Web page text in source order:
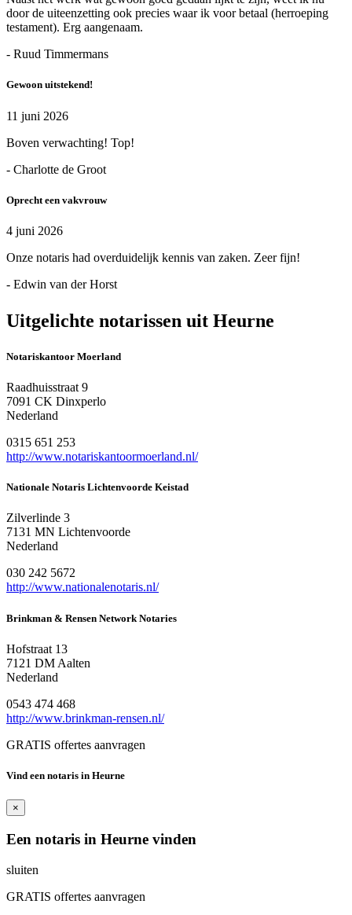
door de uiteenzetting ook precies waar ik voor betaal (herroeping
testament). Erg aangenaam.
- Ruud Timmermans
Gewoon uitstekend!
11 juni 2026
Boven verwachting! Top!
- Charlotte de Groot
Oprecht een vakvrouw
4 juni 2026
Onze notaris had overduidelijk kennis van zaken. Zeer fijn!
- Edwin van der Horst
Uitgelichte notarissen uit Heurne
Notariskantoor Moerland
Raadhuisstraat 9
7091 CK Dinxperlo
Nederland
0315 651 253
http://www.notariskantoormoerland.nl/
Nationale Notaris Lichtenvoorde Keistad
Zilverlinde 3
7131 MN Lichtenvoorde
Nederland
030 242 5672
http://www.nationalenotaris.nl/
Brinkman & Rensen Network Notaries
Hofstraat 13
7121 DM Aalten
Nederland
0543 474 468
http://www.brinkman-rensen.nl/
GRATIS offertes aanvragen
Vind een notaris in Heurne
×
Een notaris in Heurne vinden
sluiten
GRATIS offertes aanvragen